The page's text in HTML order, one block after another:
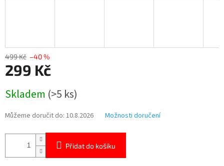
499 Kč –40 %
299 Kč
cena:
Skladem (>5 ks)
Můžeme doručit do: 10.8.2026 Možnosti doručení
Přidat do košíku